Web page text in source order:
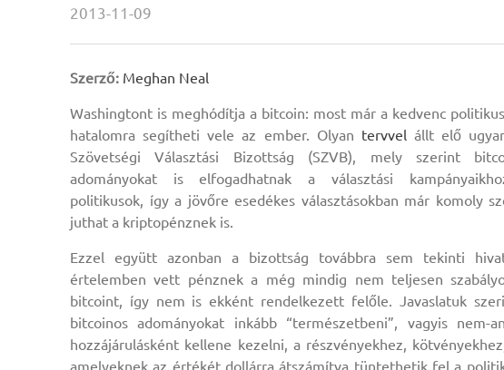
2013-11-09
Szerző: Meghan Neal
Washingtont is meghódítja a bitcoin: most már a kedvenc
hatalomra segítheti vele az ember. Olyan tervvel állt elő
Szövetségi Választási Bizottság (SZVB), mely szerint
adományokat is elfogadhatnak a választási
politikusok, így a jövőre esedékes választásokban már komoly
juthat a kriptopénznek is.
Ezzel együtt azonban a bizottság továbbra sem tekinti
értelemben vett pénznek a még mindig nem teljesen
bitcoint, így nem is ekként rendelkezett felőle. Javaslatuk
bitcoinos adományokat inkább “természetbeni”, vagyis nem-
hozzájárulásként kellene kezelni, a részvényekhez,
amelyeknek az értékét dollárra átszámítva tüntethetik fel a